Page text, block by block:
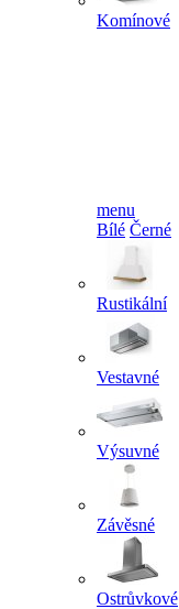
Komínové
menu
Bílé Černé
Rustikální
Vestavné
Výsuvné
Závěsné
Ostrůvkové